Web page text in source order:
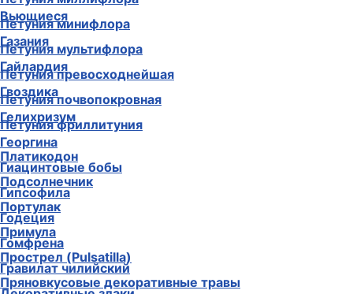
Петуния минифлора
Петуния мультифлора
Петуния превосходнейшая
Петуния почвопокровная
Петуния фриллитуния
Платикодон
Подсолнечник
Портулак
Примула
Прострел (Pulsatilla)
Пряновкусовые декоративные травы
Вьющиеся
Газания
Гайлардия
Гвоздика
Гелихризум
Георгина
Гиацинтовые бобы
Гипсофила
Годеция
Гомфрена
Гравилат чилийский